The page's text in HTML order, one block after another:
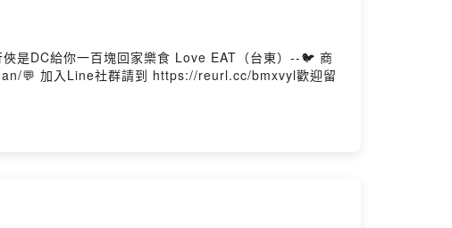
是DC給你一百塊回家樂食 Love EAT（台東）--🐦 商
💬 加入Line社群請到 https://reurl.cc/bmxvyl歡迎留